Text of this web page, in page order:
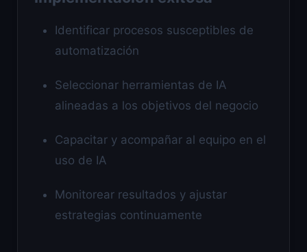
Identificar procesos susceptibles de
automatización
Seleccionar herramientas de IA
alineadas a los objetivos del negocio
Capacitar y acompañar al equipo en el
uso de IA
Monitorear resultados y ajustar
estrategias continuamente